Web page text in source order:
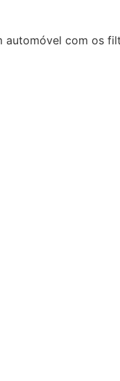
automóvel com os